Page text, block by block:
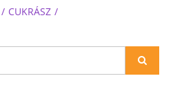
CUKRÁSZ